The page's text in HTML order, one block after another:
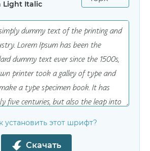
Light Italic
установить этот шрифт?
Скачать